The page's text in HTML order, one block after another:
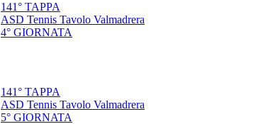
141° TAPPA
ASD Tennis Tavolo Valmadrera
4° GIORNATA
141° TAPPA
ASD Tennis Tavolo Valmadrera
5° GIORNATA